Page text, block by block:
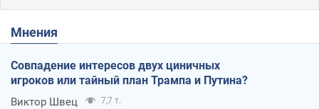
Мнения
Совпадение интересов двух циничных
игроков или тайный план Трампа и Путина?
Виктор Швец 7,7 т.